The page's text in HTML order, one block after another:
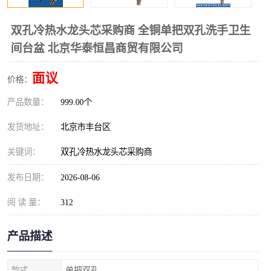
双孔冷热水龙头芯采购商 全铜单把双孔洗手卫生
间台盆 北京华泰恒昌商贸有限公司
价格： 面议
产品数量： 999.00个
发货地址： 北京市丰台区
关键词： 双孔冷热水龙头芯采购商
发布日期： 2026-08-06
阅 读 量： 312
产品描述